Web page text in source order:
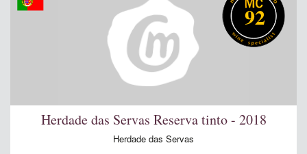
92
Herdade das Servas Reserva tinto - 2018
Herdade das Servas